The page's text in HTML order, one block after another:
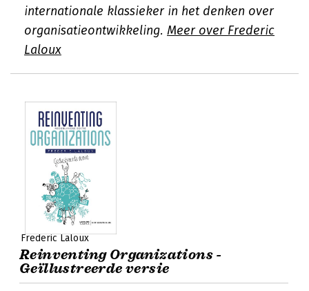
internationale klassieker in het denken over
organisatieontwikkeling. Meer over Frederic
Laloux
Frederic Laloux
Reinventing Organizations -
Geïllustreerde versie